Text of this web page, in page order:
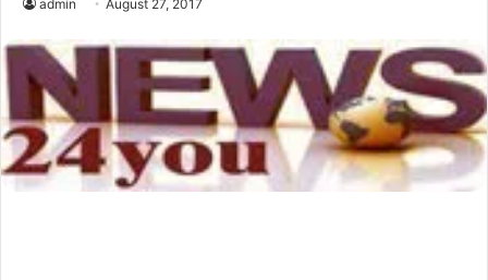
admin August 27, 2017